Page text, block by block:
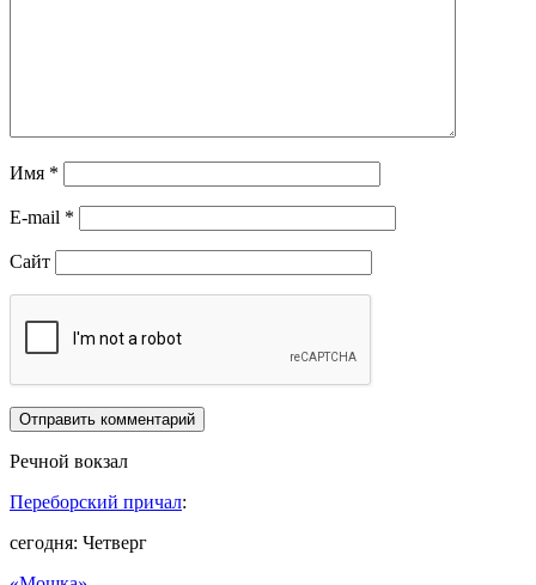
Имя *
E-mail *
Сайт
Речной вокзал
Переборский причал:
сегодня: Четверг